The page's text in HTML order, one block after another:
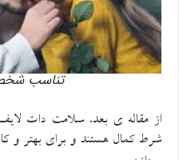
تناسب
از مقاله ی بعد، سلامت دات
شرط کمال هستند و برای بهتر و